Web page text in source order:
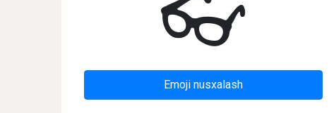
👓
Emoji nusxalash